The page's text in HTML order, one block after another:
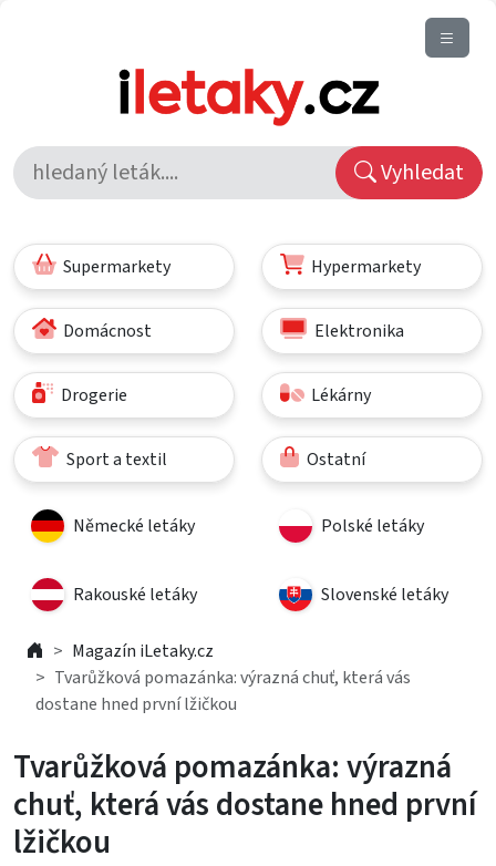
Vyhledat
Supermarkety Hypermarkety
Domácnost Elektronika
Drogerie Lékárny
Sport a textil Ostatní
Německé letáky Polské letáky
Rakouské letáky Slovenské letáky
Magazín iLetaky.cz
Tvarůžková pomazánka: výrazná chuť, která vás
dostane hned první lžičkou
Tvarůžková pomazánka: výrazná
chuť, která vás dostane hned první
lžičkou